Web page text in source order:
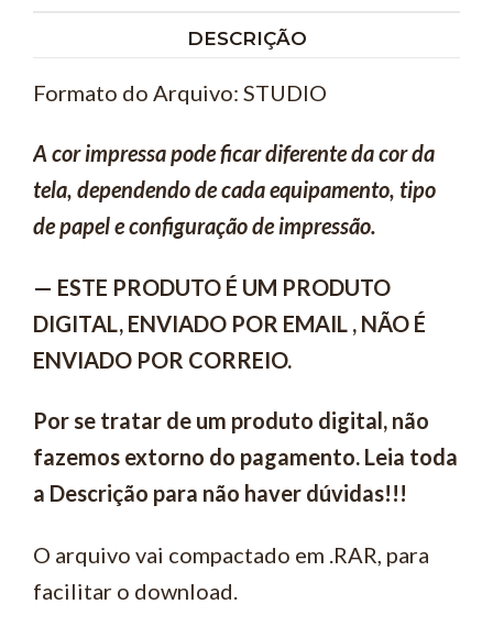
DESCRIÇÃO
Formato do Arquivo: STUDIO
A cor impressa pode ficar diferente da cor da
tela, dependendo de cada equipamento, tipo
de papel e configuração de impressão.
— ESTE PRODUTO É UM PRODUTO
DIGITAL, ENVIADO POR EMAIL , NÃO É
ENVIADO POR CORREIO.
Por se tratar de um produto digital, não
fazemos extorno do pagamento. Leia toda
a Descrição para não haver dúvidas!!!
O arquivo vai compactado em .RAR, para
facilitar o download.